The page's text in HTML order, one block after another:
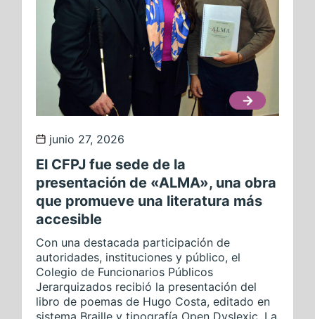
junio 27, 2026
El CFPJ fue sede de la
presentación de «ALMA», una obra
que promueve una literatura más
accesible
Con una destacada participación de
autoridades, instituciones y público, el
Colegio de Funcionarios Públicos
Jerarquizados recibió la presentación del
libro de poemas de Hugo Costa, editado en